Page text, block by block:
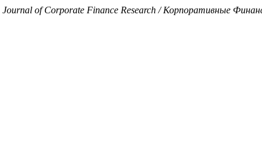
Journal of Corporate Finance Research / Корпоративные